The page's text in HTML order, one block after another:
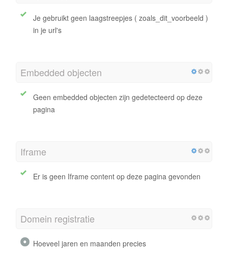
Je gebruikt geen laagstreepjes ( zoals_dit_voorbeeld )
in je url's
Embedded objecten
Geen embedded objecten zijn gedetecteerd op deze
pagina
Iframe
Er is geen Iframe content op deze pagina gevonden
Domein registratie
Hoeveel jaren en maanden precies